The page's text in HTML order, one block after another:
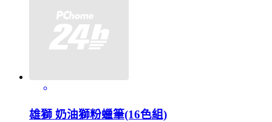
雄獅 奶油獅粉蠟筆(16色組)